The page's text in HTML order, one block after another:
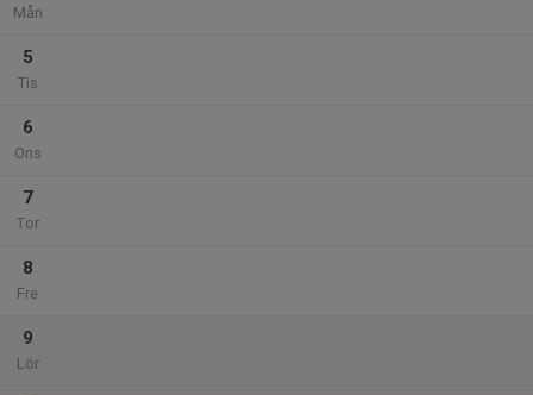
Mån
5
Tis
6
Ons
7
Tor
8
Fre
9
Lör